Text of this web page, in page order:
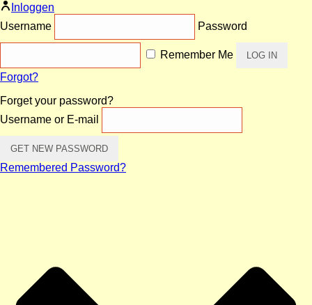
Inloggen
Username
Password
Remember Me
Forgot?
Forget your password?
Username or E-mail
Remembered Password?